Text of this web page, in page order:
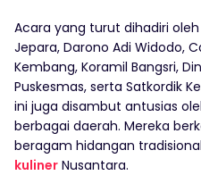
Acara yang turut dihadiri oleh
Jepara, Darono Adi Widodo,
Kembang, Koramil Bangsri,
Puskesmas, serta Satkordik
ini juga disambut antusias
berbagai daerah. Mereka
beragam hidangan
kuliner Nusantara.